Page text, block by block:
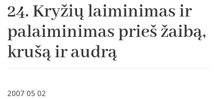
24. Kryžių laiminimas ir
palaiminimas prieš žaibą,
krušą ir audrą
2007 05 02